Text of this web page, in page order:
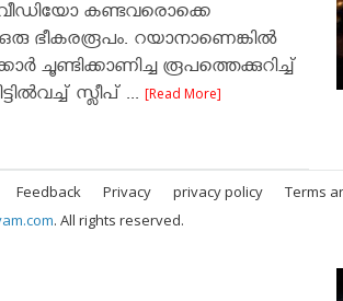
കണ്ടവരൊക്കെ
ഒരു ഭീകരരൂപം. റയാനാണെങ്കില്‍
ചൂണ്ടിക്കാണിച്ച രൂപത്തെക്കുറിച്ച്
സ്ലീപ് ... [Read More]
Feedback Privacy privacy policy
Terms
. All rights reserved.